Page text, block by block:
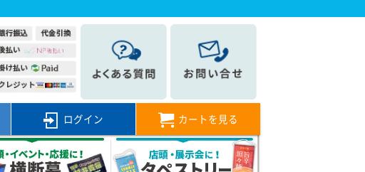
ログイン カートを見る